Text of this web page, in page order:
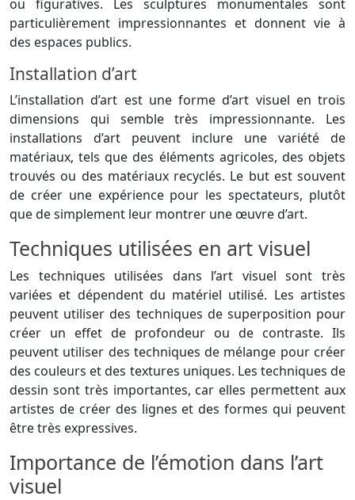
ou figuratives. Les sculptures monumentales sont
particulièrement impressionnantes et donnent vie à
des espaces publics.
Installation d’art
L’installation d’art est une forme d’art visuel en trois
dimensions qui semble très impressionnante. Les
installations d’art peuvent inclure une variété de
matériaux, tels que des éléments agricoles, des objets
trouvés ou des matériaux recyclés. Le but est souvent
de créer une expérience pour les spectateurs, plutôt
que de simplement leur montrer une œuvre d’art.
Techniques utilisées en art visuel
Les techniques utilisées dans l’art visuel sont très
variées et dépendent du matériel utilisé. Les artistes
peuvent utiliser des techniques de superposition pour
créer un effet de profondeur ou de contraste. Ils
peuvent utiliser des techniques de mélange pour créer
des couleurs et des textures uniques. Les techniques de
dessin sont très importantes, car elles permettent aux
artistes de créer des lignes et des formes qui peuvent
être très expressives.
Importance de l’émotion dans l’art
visuel